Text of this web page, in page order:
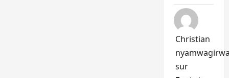
Christian
sur